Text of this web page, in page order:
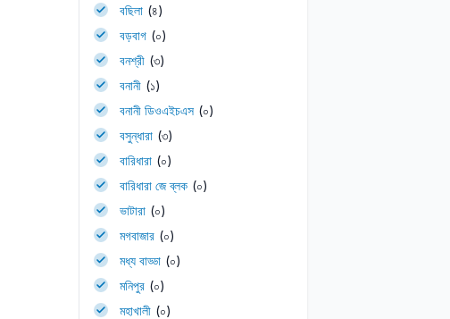
বছিলা (৪)
বড়বাগ (০)
বনশ্রী (৩)
বনানী (১)
বনানী ডিওএইচএস (০)
বসুন্ধারা (৩)
বারিধারা (০)
বারিধারা জে ব্লক (০)
ভাটারা (০)
মগবাজার (০)
মধ্য বাড্ডা (০)
মনিপুর (০)
মহাখালী (০)